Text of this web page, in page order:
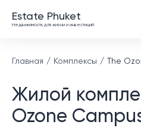
Estate Phuket
Недвижимость для жизни и инвестиций
Главная Комплексы The
Жилой
Ozone